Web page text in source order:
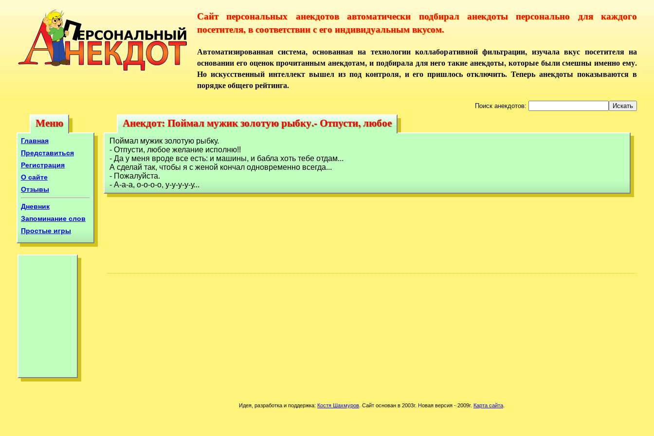
Сайт персональных анекдотов автоматически подбирал анекдоты персонально для каждого
посетителя, в соответствии с его индивидуальным вкусом.
Автоматизированная система, основанная на технологии коллаборативной фильтрации, изучала вкус посетителя на
основании его оценок прочитанным анекдотам, и подбирала для него такие анекдоты, которые были смешны именно ему.
Но искусственный интеллект вышел из под контроля, и его пришлось отключить. Теперь анекдоты показываются в
порядке общего рейтинга.
Поиск анекдотов:
Меню
Меню
Главная
Представиться
Регистрация
О сайте
Отзывы
Дневник
Запоминание слов
Простые игры
Анекдот: Поймал мужик золотую рыбку.- Отпусти, любое
Анекдот: Поймал мужик золотую рыбку.- Отпусти, любое
Поймал мужик золотую рыбку.
- Отпусти, любое желание исполню!!
- Да у меня вроде все есть: и машины, и бабла хоть тебе отдам...
А сделай так, чтобы я с женой кончал одновременно всегда...
- Пожалуйста.
- А-а-а, о-о-о-о, у-у-у-у-у...
Идея, разработка и поддержка: Костя Шахмуров . Сайт основан в 2003г. Новая версия - 2009г. Карта сайта